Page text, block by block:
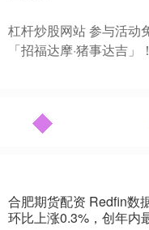
杠杆炒股网站 参与活动
「招福达摩·猪事达吉」！
合肥期货配资 Redfin数
环比上涨0.3%，创年内